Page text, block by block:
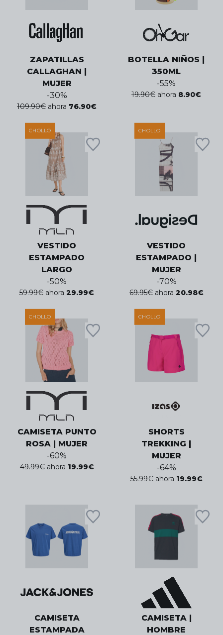
ZAPATILLAS
CALLAGHAN |
MUJER
-30%
109.90€ ahora 76.90€
BOTELLA NIÑOS |
350ML
-55%
19.90€ ahora 8.90€
CHOLLO
VESTIDO
ESTAMPADO
LARGO
-50%
59.99€ ahora 29.99€
CHOLLO
VESTIDO
ESTAMPADO |
MUJER
-70%
69.95€ ahora 20.98€
CHOLLO
CAMISETA PUNTO
ROSA | MUJER
-60%
49.99€ ahora 19.99€
CHOLLO
SHORTS
TREKKING |
MUJER
-64%
55.99€ ahora 19.99€
CAMISETA
ESTAMPADA
CAMISETA |
HOMBRE